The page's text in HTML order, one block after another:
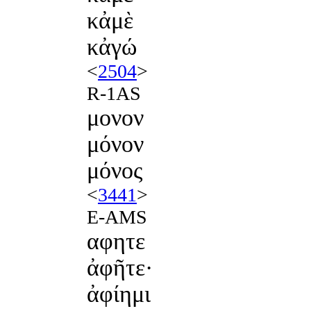
κἀμὲ
κἀγώ
<2504>
R-1AS
μονον
μόνον
μόνος
<3441>
E-AMS
αφητε
ἀφῆτε·
ἀφίημι